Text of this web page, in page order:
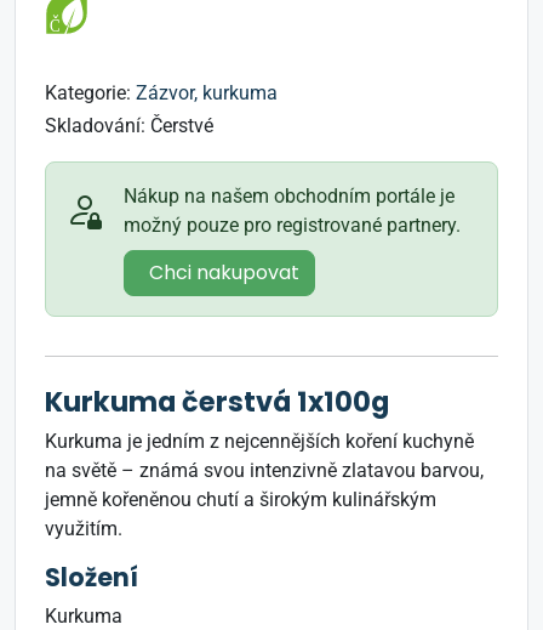
Kategorie: Zázvor, kurkuma
Skladování: Čerstvé
Nákup na našem obchodním portále je
možný pouze pro registrované partnery.
Chci nakupovat
Kurkuma čerstvá 1x100g
Kurkuma je jedním z nejcennějších koření kuchyně
na světě – známá svou intenzivně zlatavou barvou,
jemně kořeněnou chutí a širokým kulinářským
využitím.
Složení
Kurkuma